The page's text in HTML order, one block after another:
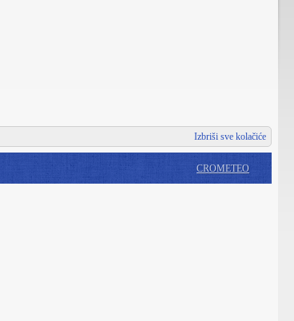
Izbriši sve kolačiće
CROMETEO